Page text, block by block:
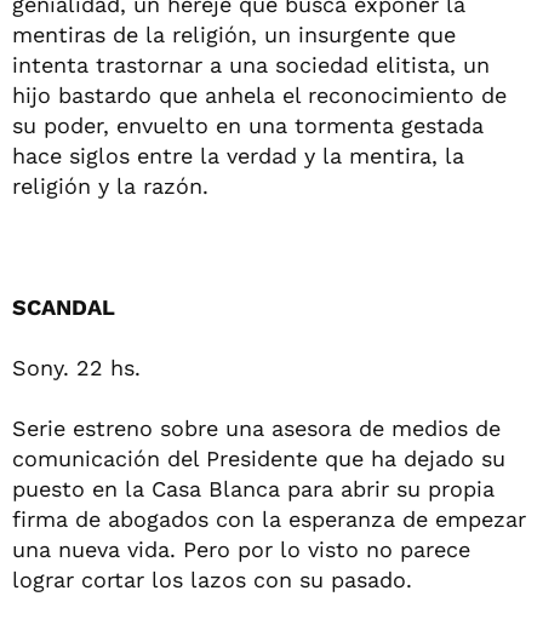
mentiras de la religión, un insurgente que
intenta trastornar a una sociedad elitista, un
hijo bastardo que anhela el reconocimiento de
su poder, envuelto en una tormenta gestada
hace siglos entre la verdad y la mentira, la
religión y la razón.
SCANDAL
Sony. 22 hs.
Serie estreno sobre una asesora de medios de
comunicación del Presidente que ha dejado su
puesto en la Casa Blanca para abrir su propia
firma de abogados con la esperanza de empezar
una nueva vida. Pero por lo visto no parece
lograr cortar los lazos con su pasado.